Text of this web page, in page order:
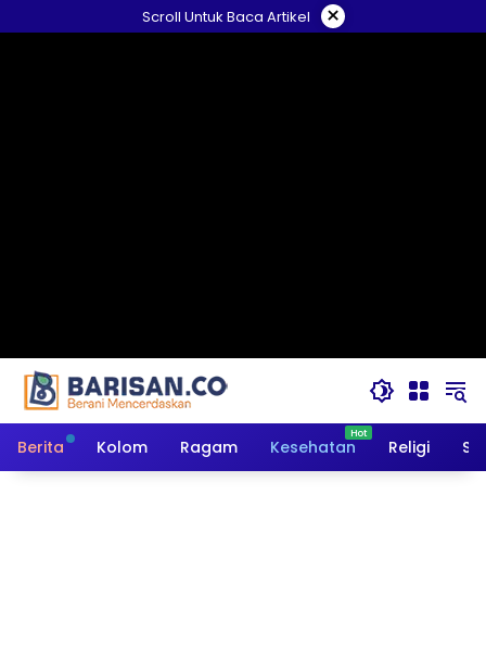
ke
Scroll Untuk Baca Artikel ×
Berita Kolom Ragam Kesehatan Religi